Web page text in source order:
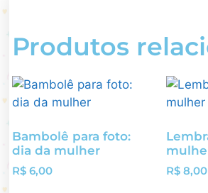
Produtos
Bambolê para foto:
dia da mulher
R$ 6,00 R$ 8,00